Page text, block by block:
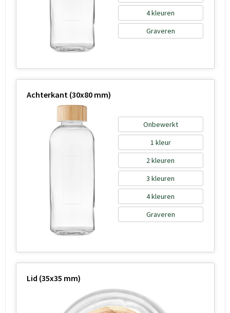
4
Graveren
Achterkant (30x80 mm)
Onbewerkt
1
2
3
4
Graveren
Lid (35x35 mm)